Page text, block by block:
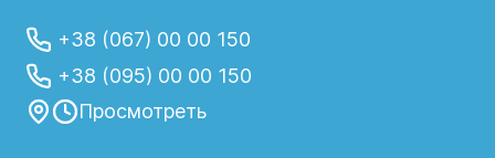
+38 (067) 00 00 150
+38 (095) 00 00 150
Просмотреть